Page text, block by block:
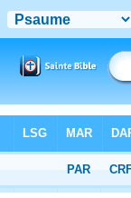
> Psaume 55